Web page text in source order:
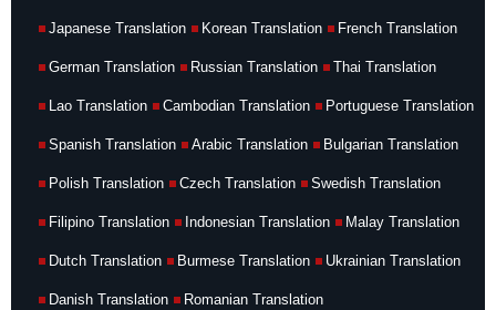
Japanese Translation Korean Translation French Translation
German Translation Russian Translation Thai Translation
Lao Translation Cambodian Translation Portuguese Translation
Spanish Translation Arabic Translation Bulgarian Translation
Polish Translation Czech Translation Swedish Translation
Filipino Translation Indonesian Translation Malay Translation
Dutch Translation Burmese Translation Ukrainian Translation
Danish Translation Romanian Translation